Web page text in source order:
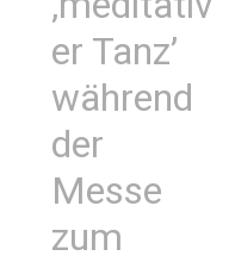
er Tanz’
während
der
Messe
zum